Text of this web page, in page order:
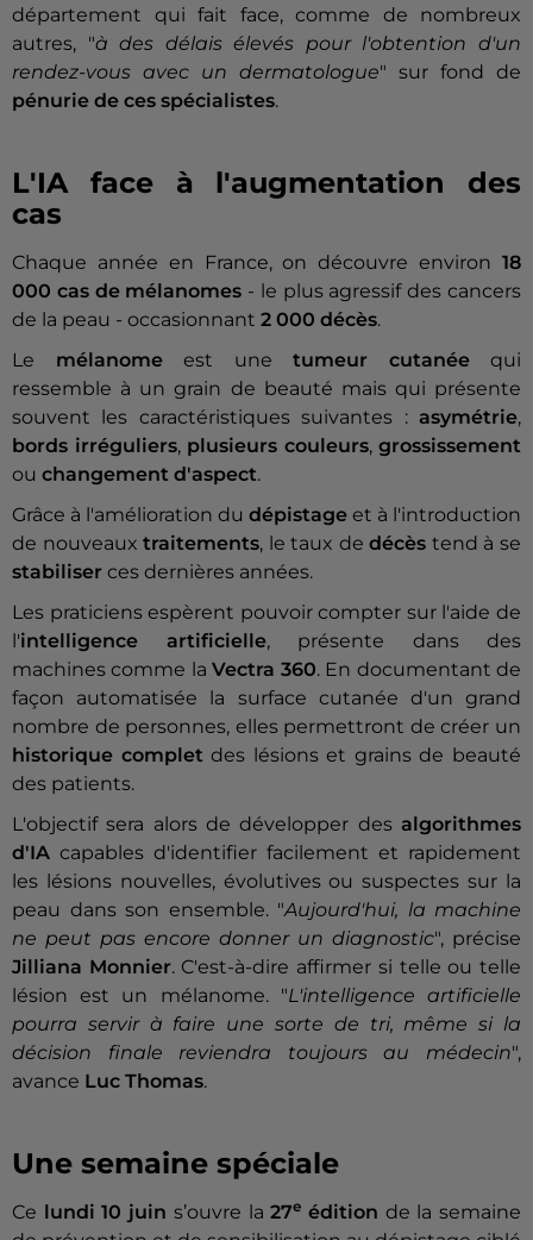
département qui fait face, comme de nombreux
autres, "à des délais élevés pour l'obtention d'un
rendez-vous avec un dermatologue" sur fond de
pénurie de ces spécialistes.
L'IA face à l'augmentation des
cas
Chaque année en France, on découvre environ 18
000 cas de mélanomes - le plus agressif des cancers
de la peau - occasionnant 2 000 décès.
Le mélanome est une tumeur cutanée qui
ressemble à un grain de beauté mais qui présente
souvent les caractéristiques suivantes : asymétrie,
bords irréguliers, plusieurs couleurs, grossissement
ou changement d'aspect.
Grâce à l'amélioration du dépistage et à l'introduction
de nouveauxtraitements, le taux dedécès tend à se
stabiliser ces dernières années.
Les praticiens espèrent pouvoir compter sur l'aide de
l'intelligence artificielle, présente dans des
machines comme laVectra 360. En documentant de
façon automatisée la surface cutanée d'un grand
nombre de personnes, elles permettront de créer un
historique completdes lésions et grains de beauté
des patients.
L'objectif sera alors de développer des algorithmes
d'IA capables d'identifier facilement et rapidement
les lésions nouvelles, évolutives ou suspectes sur la
peau dans son ensemble. "Aujourd'hui, la machine
ne peut pas encore donner un diagnostic", précise
Jilliana Monnier. C'est-à-dire affirmer si telle ou telle
lésion est un mélanome. "L'intelligence artificielle
pourra servir à faire une sorte de tri, même si la
décision finale reviendra toujours au médecin",
avance Luc Thomas.
Une semaine spéciale
Ce lundi 10 juin s’ouvre la27e édition de la semaine